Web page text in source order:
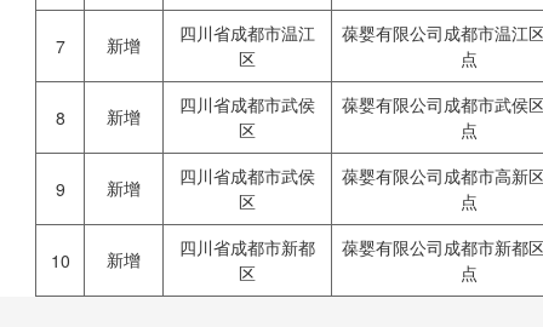
7 新增
四川省成都市温江
区
葆婴有限公司成都市温江
点
8 新增
四川省成都市武侯
区
葆婴有限公司成都市武侯
点
9 新增
四川省成都市武侯
区
葆婴有限公司成都市高新
点
10 新增
四川省成都市新都
区
葆婴有限公司成都市新都
点